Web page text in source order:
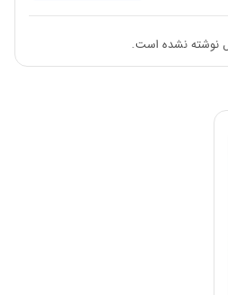
نوشته نشده است.